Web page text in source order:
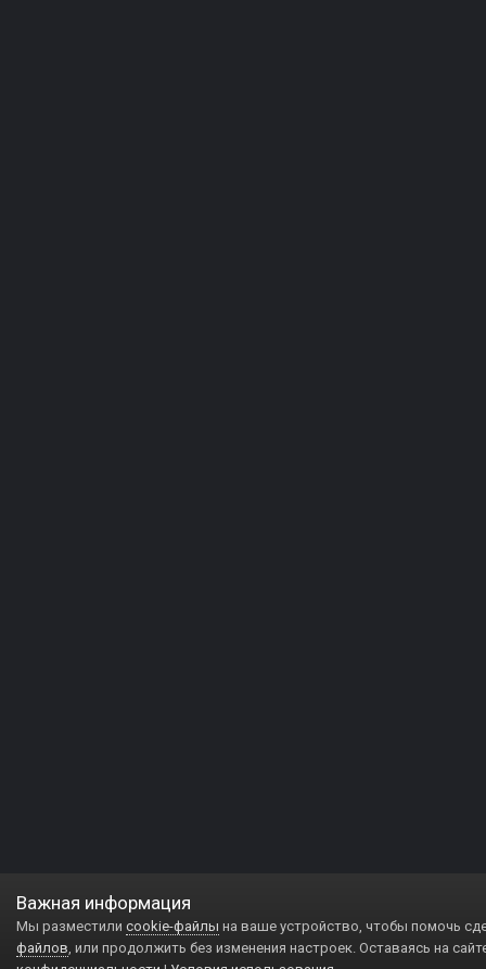
Важная информация
Мы разместили cookie-файлы на ваше устройство, чтобы помочь
файлов, или продолжить без изменения настроек. Оставаясь на